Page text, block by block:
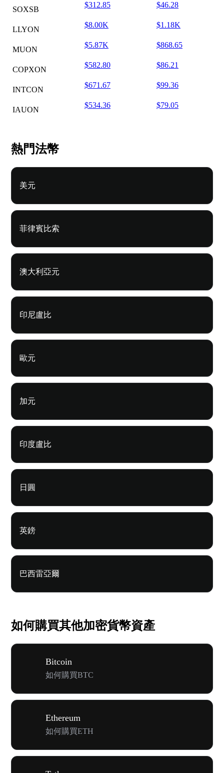
SOXSB
$312.85 $46.28
LLYON
$8.00K $1.18K
MUON
$5.87K $868.65
COPXON
$582.80 $86.21
INTCON
$671.67 $99.36
IAUON
$534.36 $79.05
熱門法幣
美元
菲律賓比索
澳大利亞元
印尼盧比
歐元
加元
印度盧比
日圓
英鎊
巴西雷亞爾
如何購買其他加密貨幣資產
Bitcoin
如何購買BTC
Ethereum
如何購買ETH